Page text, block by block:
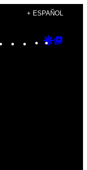
+ ESPAÑOL
Instagram
TikTok
YouTube
Google